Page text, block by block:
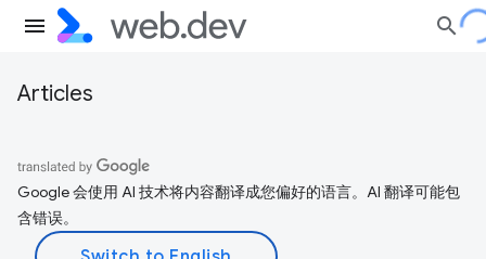
Articles
Google 会使用 AI 技术将内容翻译成您偏好的语言。AI 翻译可能包
含错误。